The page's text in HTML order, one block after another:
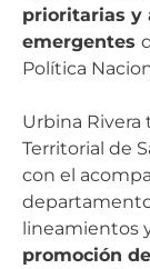
prioritarias y
emergentes
Política
Urbina
Territorial de
con el
lineamientos
promoción